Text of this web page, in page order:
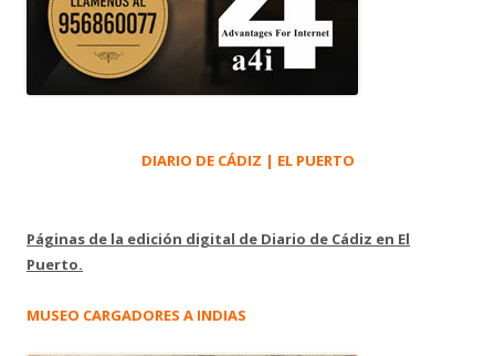
DIARIO DE CÁDIZ | EL PUERTO
Páginas de la edición digital de Diario de Cádiz en El
Puerto.
MUSEO CARGADORES A INDIAS